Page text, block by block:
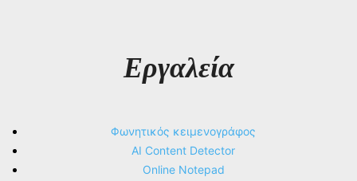
Εργαλεία
Φωνητικός κειμενογράφος
AI Content Detector
Online Notepad